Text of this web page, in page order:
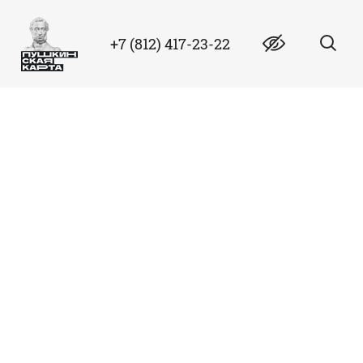
+7 (812) 417-23-22